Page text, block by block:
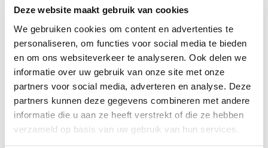
Deze website maakt gebruik van cookies
We gebruiken cookies om content en advertenties te
personaliseren, om functies voor social media te bieden
en om ons websiteverkeer te analyseren. Ook delen we
informatie over uw gebruik van onze site met onze
partners voor social media, adverteren en analyse. Deze
partners kunnen deze gegevens combineren met andere
informatie die u aan ze heeft verstrekt of die ze hebben
verzameld op basis van uw gebruik van hun services.
5.) Gegevens overzichtelijk beheren in één
dashboard
U heeft inzicht in alle resultaten en gegevens middels het
management dashboard.Zijn de toetsen behaald? Dan
kunnen cursisten direct het
certificaat downloaden
vanuit
het gebruiksvriendelijke dashboard. De accreditatiepunten
worden automatisch bijgeschreven in het kwaliteitsregister.